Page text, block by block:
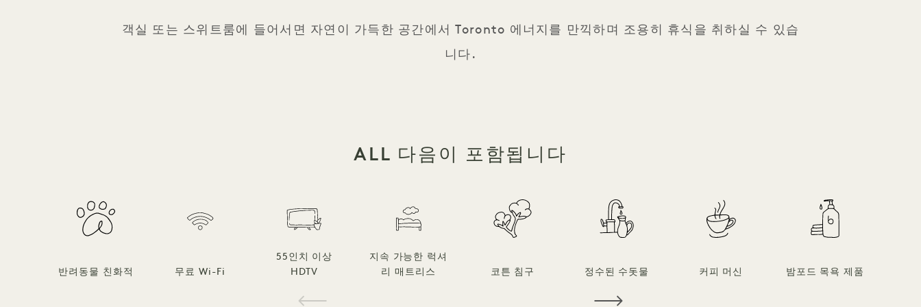
객실 또는 스위트룸에 들어서면 자연이 가득한 공간에서 Toronto 에너지를 만끽하며 조용히 휴식을 취하실 수 있습
니다.
ALL 다음이 포함됩니다
반려동물 친화적 무료 Wi-Fi
55인치 이상
HDTV
지속 가능한 럭셔
리 매트리스
코튼 침구 정수된 수돗물 커피 머신 밤포드 목욕 제품